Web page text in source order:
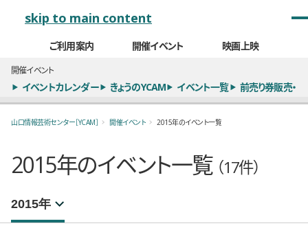
skip to main content
ご利用案内 開催イベント 映画上映
開催イベント
イベントカレンダー きょうのYCAM イベント一覧 前売り券販売・
山口情報芸術センター［YCAM］ 開催イベント 2015年のイベント一覧
2015年のイベント一覧 （17件）
年別イベント一覧
選択するとページが移動します。